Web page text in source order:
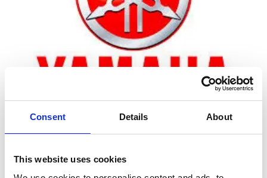
Consent Details About
This website uses cookiesZoom